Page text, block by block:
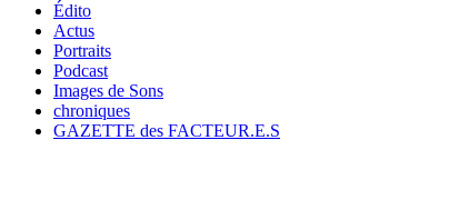
Édito
Actus
Portraits
Podcast
Images de Sons
chroniques
GAZETTE des FACTEUR.E.S